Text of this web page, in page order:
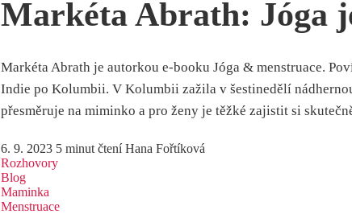
Markéta Abrath: Jóga
Markéta Abrath je autorkou e-booku Jóga & menstruace.
Indie po Kolumbii. V Kolumbii zažila v šestinedělí
přesměruje na miminko a pro ženy je těžké zajistit si
6. 9. 2023 5 minut čtení Hana Fořtíková
Rozhovory
Blog
Maminka
Menstruace